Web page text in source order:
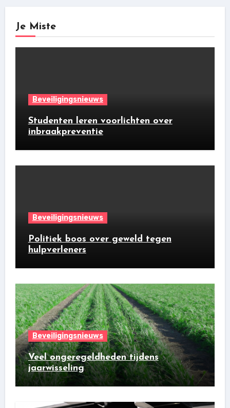
Je Miste
Beveiligingsnieuws
Studenten leren voorlichten over
inbraakpreventie
Beveiligingsnieuws
Politiek boos over geweld tegen
hulpverleners
Beveiligingsnieuws
Veel ongeregeldheden tijdens
jaarwisseling